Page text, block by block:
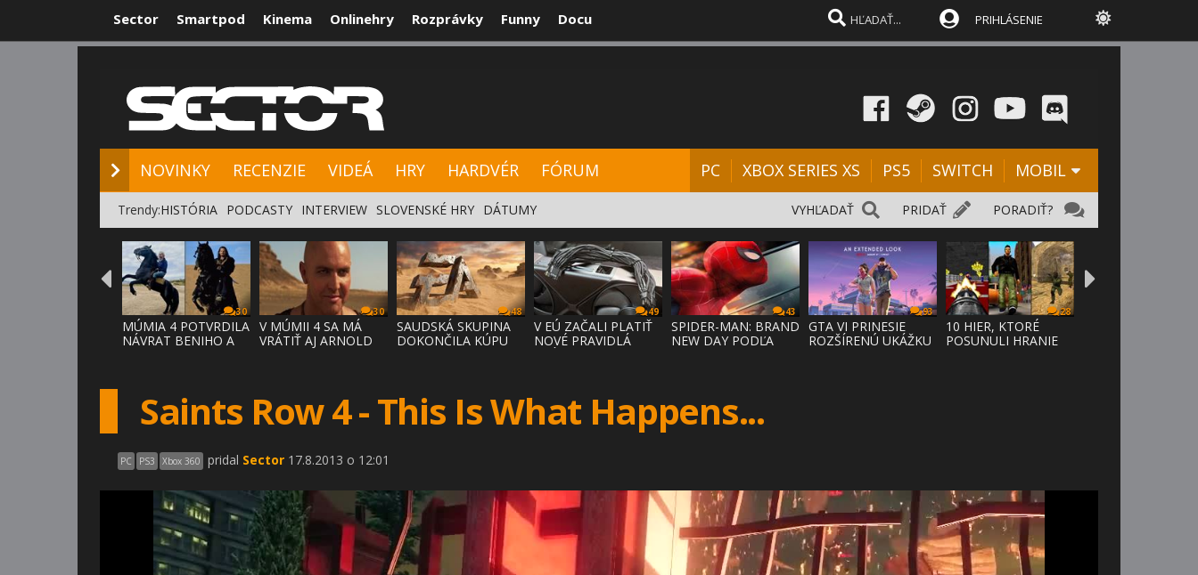
Sector Smartpod Kinema Onlinehry Rozprávky Funny Docu PRIHLÁSENIE
NOVINKY RECENZIE VIDEÁ HRY HARDVÉR FÓRUM PC XBOX SERIES XS PS5 SWITCH MOBIL
PORADIŤ?
PRIDAŤ
VYHĽADAŤ
Trendy:HISTÓRIA PODCASTY INTERVIEW SLOVENSKÉ HRY DÁTUMY
30
MÚMIA 4 POTVRDILA
NÁVRAT BENIHO A
30
V MÚMII 4 SA MÁ
VRÁTIŤ AJ ARNOLD
48
SAUDSKÁ SKUPINA
DOKONČILA KÚPU
49
V EÚ ZAČALI PLATIŤ
NOVÉ PRAVIDLÁ
43
SPIDER-MAN: BRAND
NEW DAY PODĽA
93
GTA VI PRINESIE
ROZŠÍRENÚ UKÁŽKU
28
10 HIER, KTORÉ
POSUNULI HRANIE
Saints Row 4 - This Is What Happens...
PC PS3 Xbox 360 pridal Sector 17.8.2013 o 12:01